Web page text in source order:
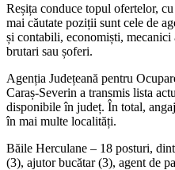
Reșița conduce topul ofertelor,
mai căutate poziții sunt cele de
și contabili, economiști,
brutari sau șoferi.
Agenția Județeană pentru
Caraș-Severin a transmis lista
disponibile în județ. În total,
în mai multe localități.
Băile Herculane – 18 posturi,
(3), ajutor bucătar (3), agent de